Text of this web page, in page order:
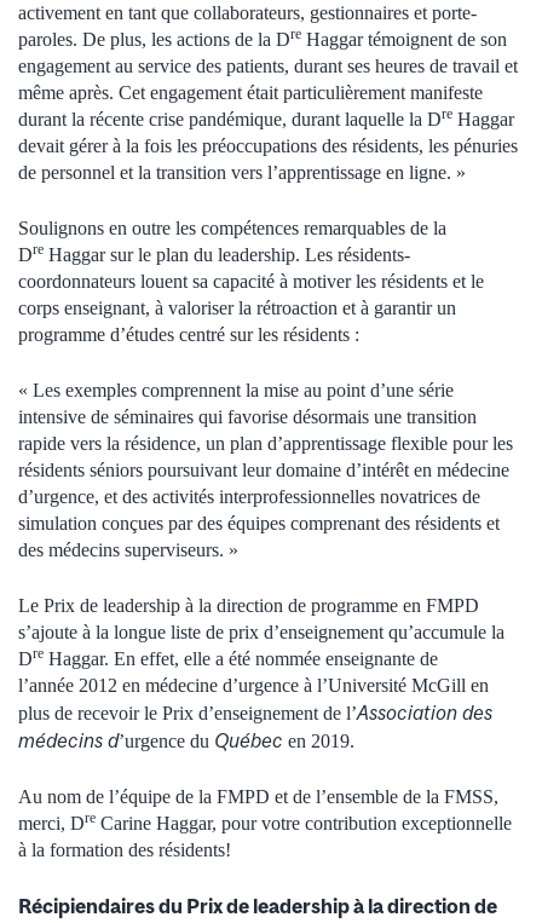
activement en tant que collaborateurs, gestionnaires et porte-
paroles. De plus, les actions de la Dre Haggar témoignent de son
engagement au service des patients, durant ses heures de travail et
même après. Cet engagement était particulièrement manifeste
durant la récente crise pandémique, durant laquelle la Dre Haggar
devait gérer à la fois les préoccupations des résidents, les pénuries
de personnel et la transition vers l’apprentissage en ligne. »
Soulignons en outre les compétences remarquables de la
Dre Haggar sur le plan du leadership. Les résidents-
coordonnateurs louent sa capacité à motiver les résidents et le
corps enseignant, à valoriser la rétroaction et à garantir un
programme d’études centré sur les résidents :
« Les exemples comprennent la mise au point d’une série
intensive de séminaires qui favorise désormais une transition
rapide vers la résidence, un plan d’apprentissage flexible pour les
résidents séniors poursuivant leur domaine d’intérêt en médecine
d’urgence, et des activités interprofessionnelles novatrices de
simulation conçues par des équipes comprenant des résidents et
des médecins superviseurs. »
Le Prix de leadership à la direction de programme en FMPD
s’ajoute à la longue liste de prix d’enseignement qu’accumule la
Dre Haggar. En effet, elle a été nommée enseignante de
l’année 2012 en médecine d’urgence à l’Université McGill en
plus de recevoir le Prix d’enseignement de l’Association des
médecins d’urgence du Québec en 2019.
Au nom de l’équipe de la FMPD et de l’ensemble de la FMSS,
merci, Dre Carine Haggar, pour votre contribution exceptionnelle
à la formation des résidents!
Récipiendaires du Prix de leadership à la direction de